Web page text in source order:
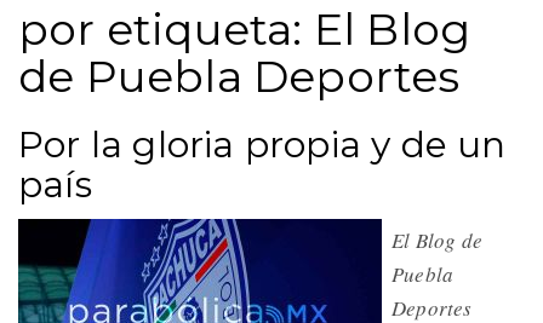
por etiqueta: El Blog
de Puebla Deportes
Por la gloria propia y de un
país
El Blog de
Puebla
Deportes